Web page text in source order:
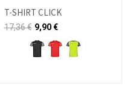
T-SHIRT CLICK
17,36€ 9,90€